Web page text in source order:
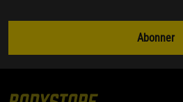
Abonner